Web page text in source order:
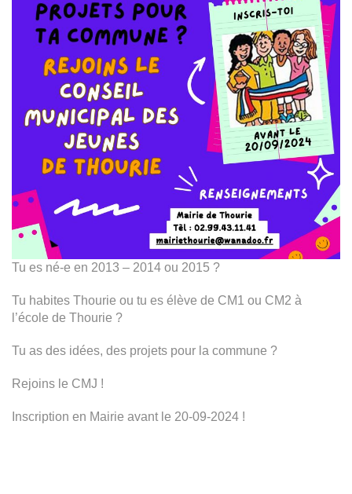
Tu es né-e en 2013 – 2014 ou 2015 ?
Tu habites Thourie ou tu es élève de CM1 ou CM2 à
l’école de Thourie ?
Tu as des idées, des projets pour la commune ?
Rejoins le CMJ !
Inscription en Mairie avant le 20-09-2024 !